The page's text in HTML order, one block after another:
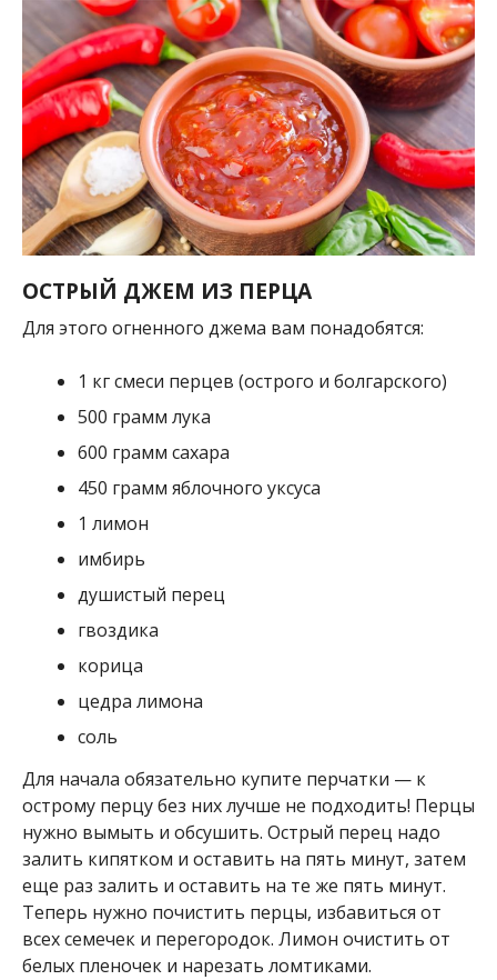
ОСТРЫЙ ДЖЕМ ИЗ ПЕРЦА
Для этого огненного джема вам понадобятся:
1 кг смеси перцев (острого и болгарского)
500 грамм лука
600 грамм сахара
450 грамм яблочного уксуса
1 лимон
имбирь
душистый перец
гвоздика
корица
цедра лимона
соль
Для начала обязательно купите перчатки — к
острому перцу без них лучше не подходить! Перцы
нужно вымыть и обсушить. Острый перец надо
залить кипятком и оставить на пять минут, затем
еще раз залить и оставить на те же пять минут.
Теперь нужно почистить перцы, избавиться от
всех семечек и перегородок. Лимон очистить от
белых пленочек и нарезать ломтиками.